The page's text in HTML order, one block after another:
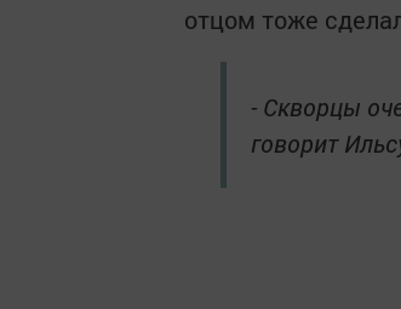
отцом тоже
- Скворцы
говорит